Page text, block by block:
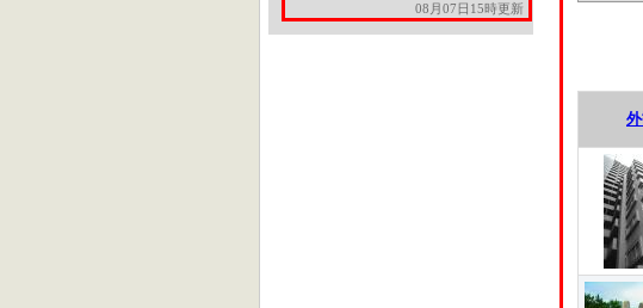
08月07日15時更新